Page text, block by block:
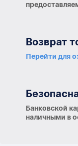
Возврат
Перейти для
Банковской
наличными в